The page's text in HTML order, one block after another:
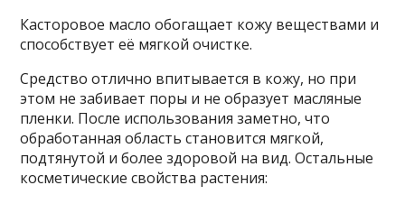
Касторовое масло обогащает кожу веществами и
способствует её мягкой очистке.
Средство отлично впитывается в кожу, но при
этом не забивает поры и не образует масляные
пленки. После использования заметно, что
обработанная область становится мягкой,
подтянутой и более здоровой на вид. Остальные
косметические свойства растения: